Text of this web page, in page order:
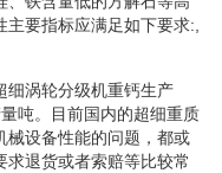
要指标应满足如下要求:,
细涡轮分级机重钙生产
吨。目前国内的超细重质
械设备性能的问题，都或
求退货或者索赔等比较常